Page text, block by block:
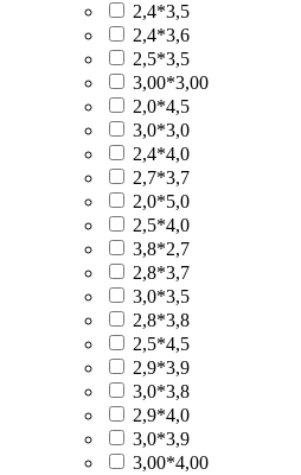
2,4*3,5
2,4*3,6
2,5*3,5
3,00*3,00
2,0*4,5
3,0*3,0
2,4*4,0
2,7*3,7
2,0*5,0
2,5*4,0
3,8*2,7
2,8*3,7
3,0*3,5
2,8*3,8
2,5*4,5
2,9*3,9
3,0*3,8
2,9*4,0
3,0*3,9
3,00*4,00